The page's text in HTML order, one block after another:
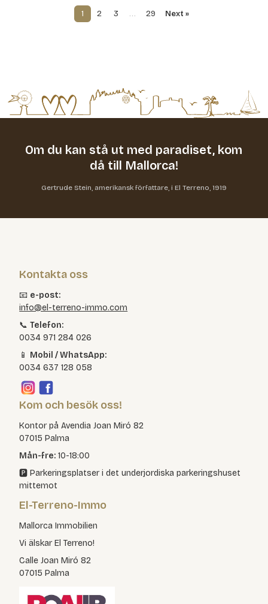
1 2 3 … 29 Next »
Om du kan stå ut med paradiset, kom
då till Mallorca!
Gertrude Stein, amerikansk författare, i El Terreno, 1919
Kontakta oss
📧 e-post:
info@el-terreno-immo.com
📞Telefon:
0034 971 284 026
📱 Mobil / WhatsApp:
0034 637 128 058
Kom och besök oss!
Kontor på Avendia Joan Miró 82
07015 Palma
Mån-fre: 10-18:00
🅿️ Parkeringsplatser i det underjordiska parkeringshuset
mittemot
El-Terreno-Immo
Mallorca Immobilien
Vi älskar El Terreno!
Calle Joan Miró 82
07015 Palma